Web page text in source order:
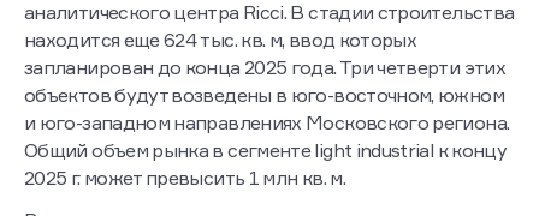
за весь 2023 год, говорится в исследовании
аналитического центра Ricci. В стадии строительства
находится еще 624 тыс. кв. м, ввод которых
запланирован до конца 2025 года. Три четверти этих
объектов будут возведены в юго-восточном, южном
и юго-западном направлениях Московского региона.
Общий объем рынка в сегменте light industrial к концу